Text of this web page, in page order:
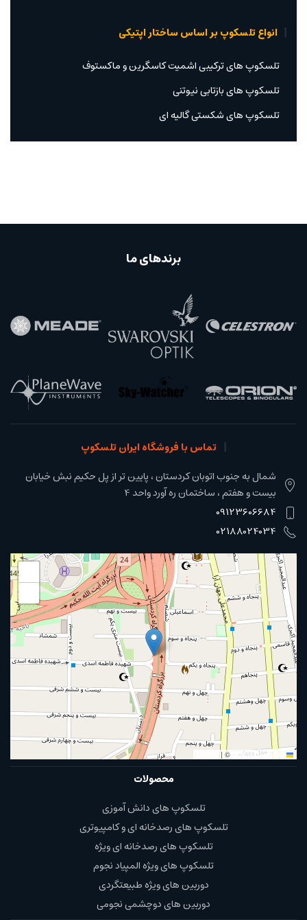
انواع تلسکوپ بر اساس ساختار اپتیکی
تلسکوپ های ترکیبی اشمیت کاسگرین و ماکستوف
تلسکوپ های بازتابی نیوتنی
تلسکوپ های شکستی گالیه ای
برندهای ما
تماس با فروشگاه ایران تلسکوپ
شمال به جنوب اتوبان کردستان ، پایین تر از پل حکیم نبش خیابان
بیست و هفتم ، ساختمان ره آورد واحد 4
09123606684
02188024034
| © OpenStreetMap
محصولات
تلسکوپ های دانش آموزی
تلسکوپ های رصدخانه ای و کامپیوتری
تلسکوپ های رصدخانه ای ویژه
تلسکوپ های ویژه المپیاد نجوم
دوربین های ویژه طبیعتگردی
دوربین های دوچشمی نجومی